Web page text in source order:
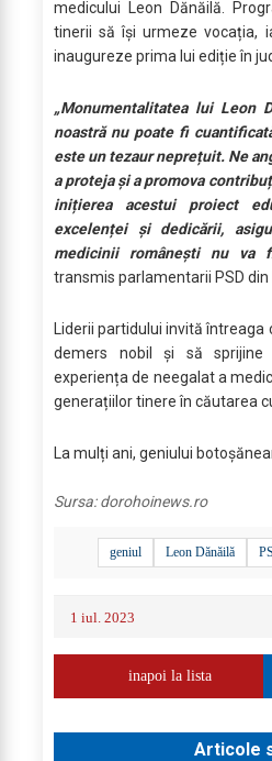
medicului Leon Dănăilă.
tinerii să își urmeze vocația,
inaugureze prima lui ediție în
„Monumentalitatea lui Leon
noastră nu poate fi
este un tezaur neprețuit. Ne
a proteja și a promova
inițierea acestui proiect
excelenței și dedicării,
medicinii românești nu va
transmis parlamentarii PSD din
Liderii partidului invită
demers nobil și să sprijine
experiența de neegalat a
generațiilor tinere în căutarea
La mulți ani, geniului
Sursa:dorohoinews.ro
geniul Leon Dănăilă
1 iul. 2023
inapoi la lista
Articole